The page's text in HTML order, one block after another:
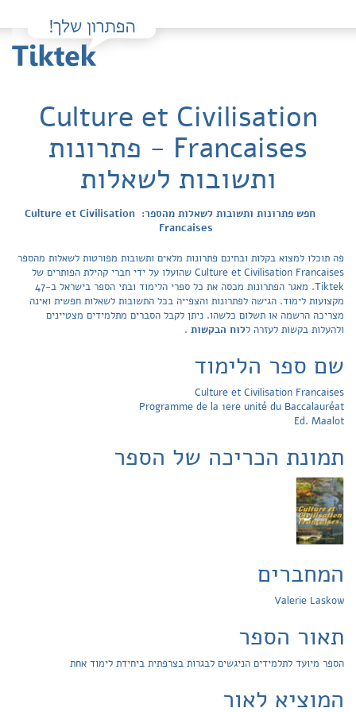
Culture et Civilisation
Francaises - פתרונות
ותשובות לשאלות
חפש פתרונות ותשובות לשאלות מהספר: Culture et Civilisation
Francaises
פה תוכלו למצוא בקלות ובחינם פתרונות מלאים ותשובות מפורטות לשאלות מהספר
Culture et Civilisation Francaises שהועלו על ידי חברי קהילת הפותרים של
Tiktek. מאגר הפתרונות מכסה את כל ספרי הלימוד ובתי הספר בישראל ב-47
מקצועות לימוד. הגישה לפתרונות והצפייה בכל התשובות לשאלות חפשית ואינה
מצריכה הרשמה או תשלום כלשהו. ניתן לקבל הסברים מתלמידים מצטיינים
ולהעלות בקשות לעזרה ללוח הבקשות .
שם ספר הלימוד
Culture et Civilisation Francaises
Programme de la 1ere unité du Baccalauréat
Ed. Maalot
תמונת הכריכה של הספר
המחברים
Valerie Laskow
תאור הספר
הספר מיועד לתלמידים הניגשים לבגרות בצרפתית ביחידת לימוד אחת
המוציא לאור